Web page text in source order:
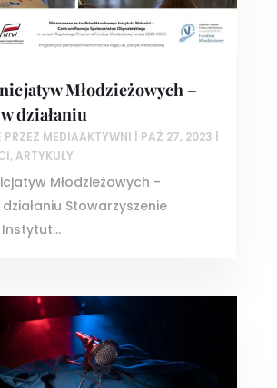
Młodzieżowych –
działaniu
PRZEZ MEDIAAKTYWNI PAŹ 27, 2023
,ARTYKUŁY
Młodzieżowych -
działaniu Stowarzyszenie